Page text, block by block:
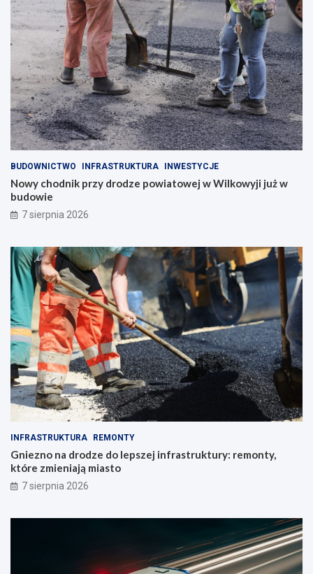
BUDOWNICTWO INFRASTRUKTURA INWESTYCJE
Nowy chodnik przy drodze powiatowej w Wilkowyji już w
budowie
7 sierpnia 2026
INFRASTRUKTURA REMONTY
Gniezno na drodze do lepszej infrastruktury: remonty,
które zmieniają miasto
7 sierpnia 2026